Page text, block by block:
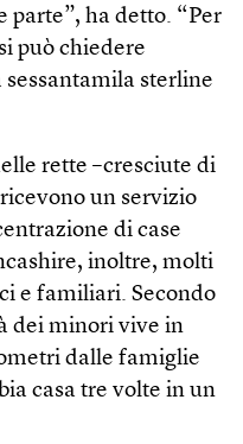
parte”, ha detto. “Per
può chiedere
sterline
rette –cresciute di
un servizio
di case
inoltre, molti
e familiari. Secondo
dei minori vive in
dalle famiglie
casa tre volte in un